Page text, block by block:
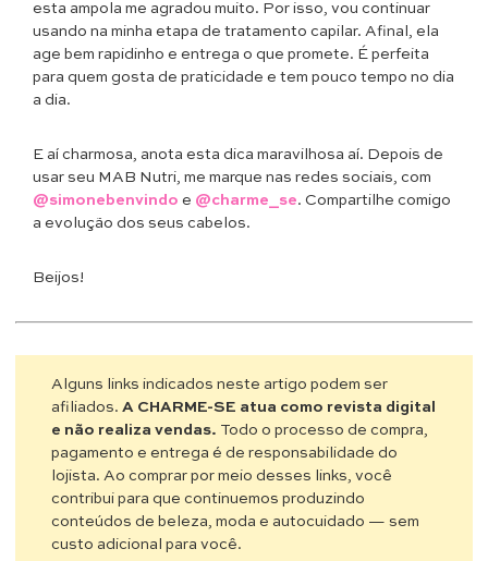
esta ampola me agradou muito. Por isso, vou continuar
usando na minha etapa de tratamento capilar. Afinal, ela
age bem rapidinho e entrega o que promete. É perfeita
para quem gosta de praticidade e tem pouco tempo no dia
a dia.
E aí charmosa, anota esta dica maravilhosa aí. Depois de
usar seu MAB Nutri, me marque nas redes sociais, com
@simonebenvindo e @charme_se. Compartilhe comigo
a evolução dos seus cabelos.
Beijos!
Alguns links indicados neste artigo podem ser
afiliados.A CHARME-SE atua como revista digital
e não realiza vendas. Todo o processo de compra,
pagamento e entrega é de responsabilidade do
lojista. Ao comprar por meio desses links, você
contribui para que continuemos produzindo
conteúdos de beleza, moda e autocuidado — sem
custo adicional para você.